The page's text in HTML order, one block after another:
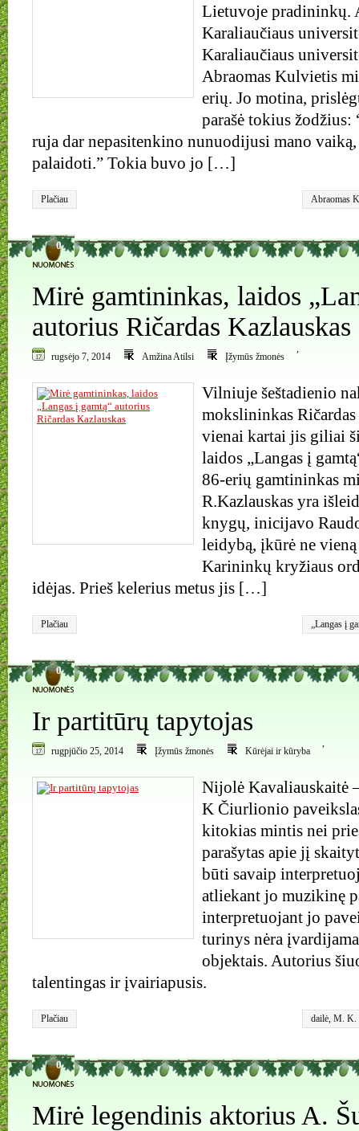
Lietuvoje pradininkų.
Karaliaučiaus
Karaliaučiaus
Abraomas Kulvietis
erių. Jo motina,
parašė tokius
ruja dar nepasitenkino nunuodijusi mano
palaidoti.” Tokia buvo jo […]
Plačiau
Abraomas
0
Mirė gamtininkas, laidos
autorius Ričardas Kazlauskas
rugsėjo 7, 2014 Amžina Atilsi
,
Įžymūs žmonės
Vilniuje šeštadienio
mokslininkas
vienai kartai jis giliai
laidos „Langas į
86-erių gamtininkas
R.Kazlauskas yra
knygų, inicijavo
leidybą, įkūrė ne
Karininkų kryžiaus
idėjas. Prieš kelerius metus jis […]
Plačiau
„Langas į
0
Ir partitūrų tapytojas
rugpjūčio 25, 2014 Įžymūs žmonės
,
Kūrėjai ir kūryba
Nijolė Kavaliauskaitė
K Čiurlionio
kitokias mintis nei
parašytas apie jį
būti savaip
atliekant jo muzikinę
interpretuojant jo
turinys nėra
objektais. Autorius
talentingas ir įvairiapusis.
Plačiau dailė, M. K.
0
Mirė legendinis aktorius A.